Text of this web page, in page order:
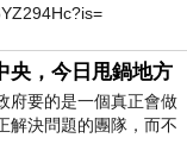
央，今日甩鍋地方
府要的是一個真正會做
解決問題的團隊，而不
最近民進黨